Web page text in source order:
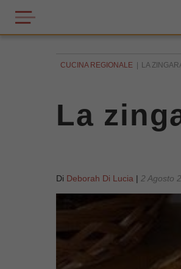
CUCINA REGIONALE LA
La
Di Deborah Di Lucia | 2 Agosto